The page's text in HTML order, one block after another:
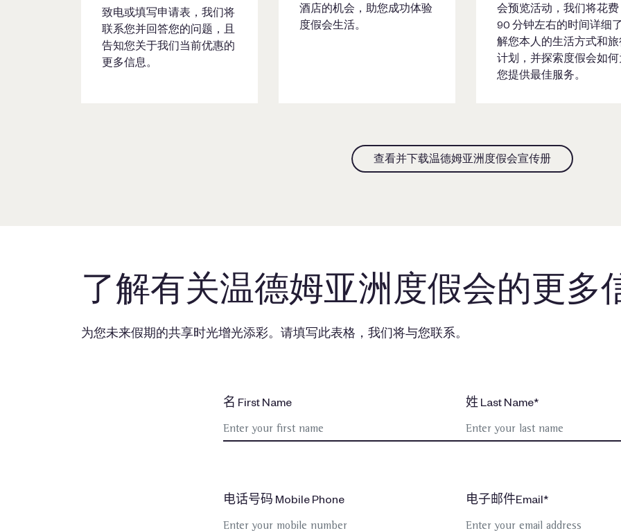
致电或填写申请表，我们将
联系您并回答您的问题，且
告知您关于我们当前优惠的
更多信息。
酒店的机会，助您成功体验
度假会生活。
会预览活动，我们将花费
90 分钟左右的时间详细
解您本人的生活方式和旅
计划，并探索度假会如何
您提供最佳服务。
查看并下载温德姆亚洲度假会宣传册
了解有关温德姆亚洲度假会的更多
为您未来假期的共享时光增光添彩。请填写此表格，我们将与您联系。
名 First Name 姓 Last Name*
电话号码 Mobile Phone 电子邮件Email*